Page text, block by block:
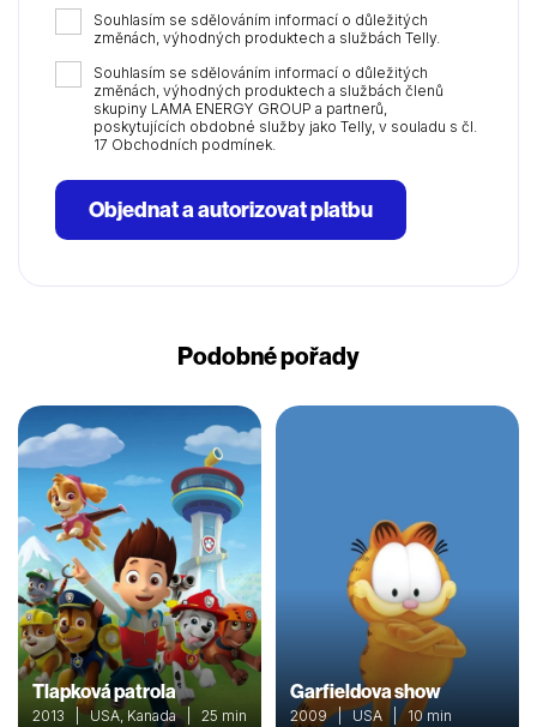
Souhlasím se sdělováním informací o důležitých
změnách, výhodných produktech a službách Telly.
Souhlasím se sdělováním informací o důležitých
změnách, výhodných produktech a službách členů
skupiny LAMA ENERGY GROUP a partnerů,
poskytujících obdobné služby jako Telly, v souladu s čl.
17 Obchodních podmínek.
Objednat a autorizovat platbu
Podobné pořady
Tlapková patrola
2013 | USA, Kanada | 25 min
Garfieldova show
2009 | USA | 10 min